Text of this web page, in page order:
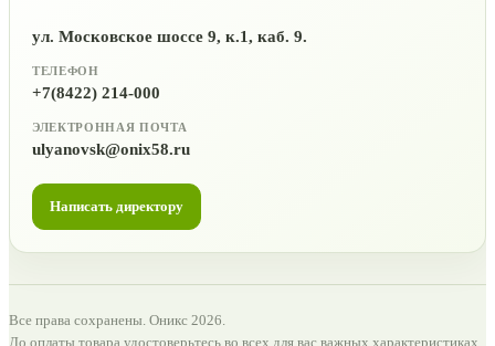
ул. Московское шоссе 9, к.1, каб. 9.
ТЕЛЕФОН
+7(8422) 214-000
ЭЛЕКТРОННАЯ ПОЧТА
ulyanovsk@onix58.ru
Написать директору
Все права сохранены. Оникс 2026.
До оплаты товара удостоверьтесь во всех для вас важных характеристиках